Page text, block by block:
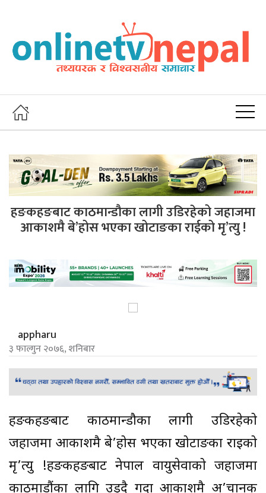
हङकहङबाट काठमान्डौका लागी उडिरहेको जहाजमा
आकाशमै बे’होस भएका खोटाङका राईको मृ’त्यु !
appharu
३ फाल्गुन २०७६, शनिबार
हङकहङबाट काठमान्डौका लागी उडिरहेको
जहाजमा आकाशमै बे’होस भएका खोटाङका राईको
मृ’त्यु !हङकहङबाट नेपाल वायुसेवाको जहाजमा
काठमाडौंका लागि उड्दै गर्दा आकाशमै अ’चानक